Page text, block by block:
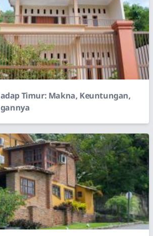
Timur: Makna, Keuntungan,